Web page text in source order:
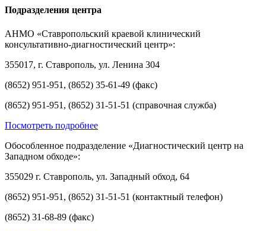
Подразделения центра
АНМО «Ставропольский краевой клинический
консультативно-диагностический центр»:
355017, г. Ставрополь, ул. Ленина 304
(8652) 951-951, (8652) 35-61-49 (факс)
(8652) 951-951, (8652) 31-51-51 (справочная служба)
Посмотреть подробнее
Обособленное подразделение «Диагностический центр на
Западном обходе»:
355029 г. Ставрополь, ул. Западный обход, 64
(8652) 951-951, (8652) 31-51-51 (контактный телефон)
(8652) 31-68-89 (факс)